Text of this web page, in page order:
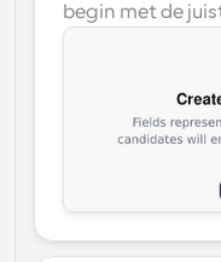
begin met de